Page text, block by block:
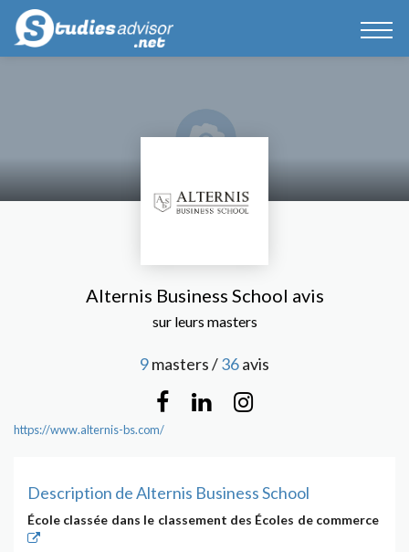
Alternis Business School avis
sur leurs masters
9masters /36avis
https://www.alternis-bs.com/
Description de Alternis Business School
École classée dans le classement des Écoles de commerce